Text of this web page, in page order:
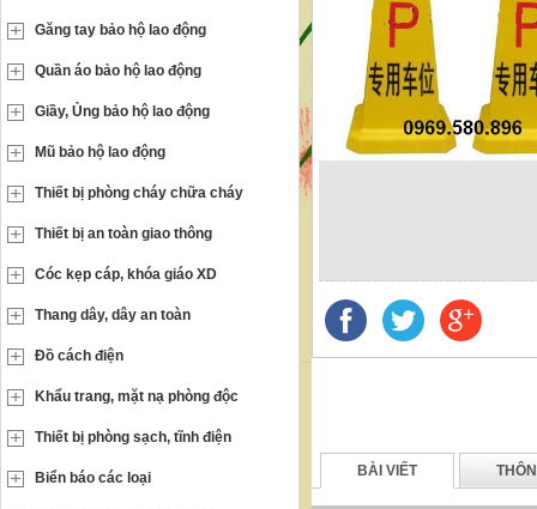
BÀI VIẾT
Găng tay bảo hộ lao động
Quần áo bảo hộ lao động
Giầy, Ủng bảo hộ lao động
Mũ bảo hộ lao động
Thiết bị phòng cháy chữa cháy
Thiết bị an toàn giao thông
Cóc kẹp cáp, khóa giáo XD
Thang dây, dây an toàn
Đồ cách điện
Khẩu trang, mặt nạ phòng độc
Thiết bị phòng sạch, tĩnh điện
Biển báo các loại